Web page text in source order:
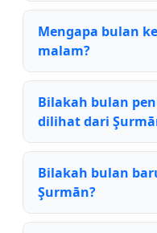
Mengapa bulan
malam?
Bilakah bulan
dilihat dari
Bilakah bulan
Şurmān?